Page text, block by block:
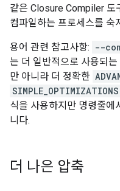
같은 Closure Compiler 도
컴파일하는 프로세스를 숙
용어 관련 참고사항: --
는 더 일반적으로 사용되는
만 아니라 더 정확한
SIMPLE_OPTIMIZATIONS
식을 사용하지만 명령줄에
니다.
더 나은 압축